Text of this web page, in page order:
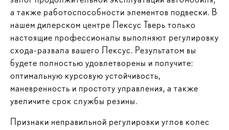
а также работоспособности элементов подвески. В
нашем дилерском центре Лексус Тверь только
настоящие профессионалы выполняют регулировку
схода-развала вашего Лексус. Результатом вы
будете полностью удовлетворены и получите:
оптимальную курсовую устойчивость,
маневренность и простоту управления, а также
увеличите срок службы резины.
Признаки неправильной регулировки углов колес